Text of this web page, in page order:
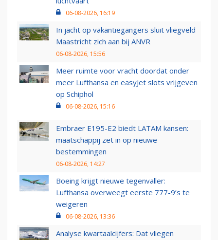
06-08-2026, 16:19
In jacht op vakantiegangers sluit vliegveld
Maastricht zich aan bij ANVR
06-08-2026, 15:56
Meer ruimte voor vracht doordat onder
meer Lufthansa en easyJet slots vrijgeven
op Schiphol
06-08-2026, 15:16
Embraer E195-E2 biedt LATAM kansen:
maatschappij zet in op nieuwe
bestemmingen
06-08-2026, 14:27
Boeing krijgt nieuwe tegenvaller:
Lufthansa overweegt eerste 777-9’s te
weigeren
06-08-2026, 13:36
Analyse kwartaalcijfers: Dat vliegen